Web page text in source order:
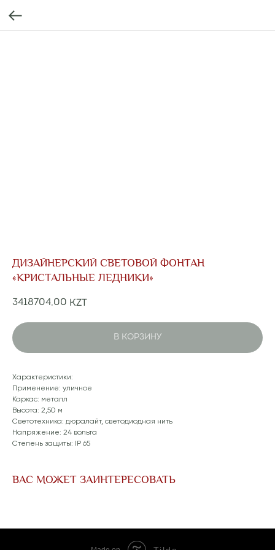
ДИЗАЙНЕРСКИЙ СВЕТОВОЙ ФОНТАН
«КРИСТАЛЬНЫЕ ЛЕДНИКИ»
3418704,00 KZT
В КОРЗИНУ
Характеристики:
Применение: уличное
Каркас: металл
Высота: 2,50 м
Светотехника: дюралайт, светодиодная нить
Напряжение: 24 вольта
Степень защиты: IP 65
ВАС МОЖЕТ ЗАИНТЕРЕСОВАТЬ